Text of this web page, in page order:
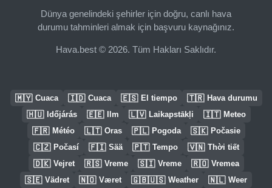
Dünya genelindeki şehirler için doğru, canlı hava
durumu tahminleri almak için başvuru kaynağınız.
Hava.best © 2026. Tüm Hakları Saklıdır.
🇲🇾 Cuaca 🇮🇩 Cuaca 🇪🇸 El tiempo 🇹🇷 Hava durumu
🇭🇺 Időjárás 🇪🇪 Ilm 🇱🇻 Laikapstākļi 🇮🇹 Meteo
🇫🇷 Météo 🇱🇹 Oras 🇵🇱 Pogoda 🇸🇰 Počasie
🇨🇿 Počasí 🇫🇮 Sää 🇵🇹 Tempo 🇻🇳 Thời tiết
🇩🇰 Vejret 🇷🇸 Vreme 🇸🇮 Vreme 🇷🇴 Vremea
🇸🇪 Vädret 🇳🇴 Været 🇬🇧🇺🇸 Weather 🇳🇱 Weer